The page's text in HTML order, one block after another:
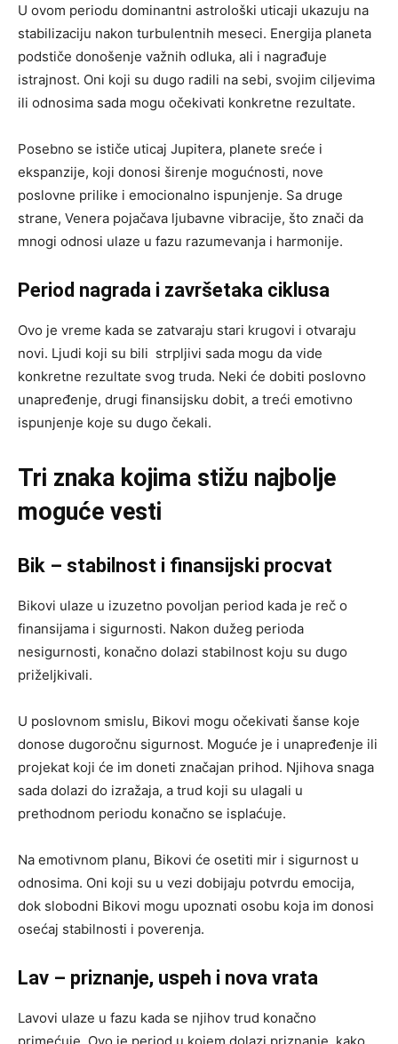
U ovom periodu dominantni astrološki uticaji ukazuju na
stabilizaciju nakon turbulentnih meseci. Energija planeta
podstiče donošenje važnih odluka, ali i nagrađuje
istrajnost. Oni koji su dugo radili na sebi, svojim ciljevima
ili odnosima sada mogu očekivati konkretne rezultate.
Posebno se ističe uticaj Jupitera, planete sreće i
ekspanzije, koji donosi širenje mogućnosti, nove
poslovne prilike i emocionalno ispunjenje. Sa druge
strane, Venera pojačava ljubavne vibracije, što znači da
mnogi odnosi ulaze u fazu razumevanja i harmonije.
Period nagrada i završetaka ciklusa
Ovo je vreme kada se zatvaraju stari krugovi i otvaraju
novi. Ljudi koji su bili strpljivi sada mogu da vide
konkretne rezultate svog truda. Neki će dobiti poslovno
unapređenje, drugi finansijsku dobit, a treći emotivno
ispunjenje koje su dugo čekali.
Tri znaka kojima stižu najbolje
moguće vesti
Bik – stabilnost i finansijski procvat
Bikovi ulaze u izuzetno povoljan period kada je reč o
finansijama i sigurnosti. Nakon dužeg perioda
nesigurnosti, konačno dolazi stabilnost koju su dugo
priželjkivali.
U poslovnom smislu, Bikovi mogu očekivati šanse koje
donose dugoročnu sigurnost. Moguće je i unapređenje ili
projekat koji će im doneti značajan prihod. Njihova snaga
sada dolazi do izražaja, a trud koji su ulagali u
prethodnom periodu konačno se isplaćuje.
Na emotivnom planu, Bikovi će osetiti mir i sigurnost u
odnosima. Oni koji su u vezi dobijaju potvrdu emocija,
dok slobodni Bikovi mogu upoznati osobu koja im donosi
osećaj stabilnosti i poverenja.
Lav – priznanje, uspeh i nova vrata
Lavovi ulaze u fazu kada se njihov trud konačno
primećuje. Ovo je period u kojem dolazi priznanje, kako